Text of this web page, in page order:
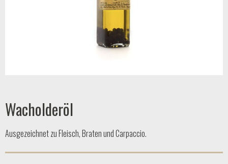
Wacholderöl
Ausgezeichnet zu Fleisch, Braten und Carpaccio.